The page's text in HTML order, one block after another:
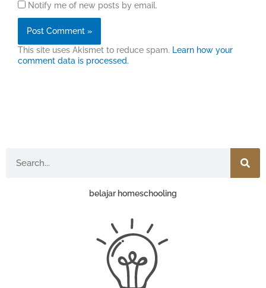
Notify me of new posts by email.
This site uses Akismet to reduce spam. Learn how your
comment data is processed.
belajar homeschooling